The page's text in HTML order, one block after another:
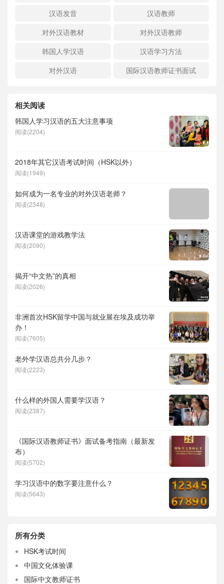
汉语发音
汉语教师
对外汉语教材
对外汉语教师
韩国人学汉语
汉语学习方法
对外汉语
国际汉语教师证书面试
相关阅读
韩国人学习汉语的五大注意事项
阅读(2204)
2018年其它汉语考试时间（HSK以外）
阅读(1949)
如何成为一名专业的对外汉语老师？
阅读(2348)
汉语课堂的游戏教学法
阅读(2090)
揭开“中文热”的真相
阅读(2026)
非洲首次HSK留学中国与就业展在埃及成功举
办！
阅读(7605)
老外学汉语总共分几步？
阅读(2223)
什么样的外国人需要学汉语？
阅读(2387)
《国际汉语教师证书》面试备考指南（最新发
布）
阅读(5702)
学习汉语中的数字要注意什么？
阅读(5643)
所有分类
HSK考试时间
中国文化体验课
国际中文教师证书